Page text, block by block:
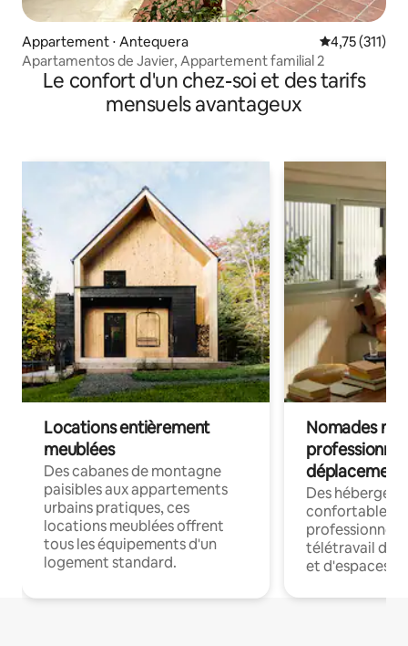
Appartement ⋅ Antequera Évaluation
4,75 (311)
Apartamentos de Javier, Appartement familial 2
Le confort d'un chez-soi et des tarifs
mensuels avantageux
Locations entièrement
meublées
Des cabanes de montagne
paisibles aux appartements
urbains pratiques, ces
locations meublées offrent
tous les équipements d'un
logement standard.
Nomades
déplacement
Des
confortables
professionnels
télétravail
et d'espaces